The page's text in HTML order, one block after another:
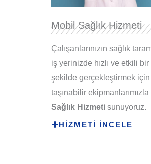
Mobil Sağlık Hizmeti
Çalışanlarınızın sağlık
iş yerinizde hızlı ve etkili bir
şekilde gerçekleştirmek için
taşınabilir ekipmanlarımızla
Sağlık Hizmeti sunuyoruz.
HİZMETİ İNCELE